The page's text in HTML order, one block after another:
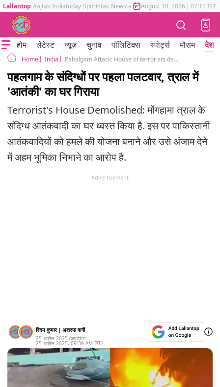
Lallantop Aajtak Indiatoday Sportstak Newstak Mumbai Tak Astrotak
August 10, 2026 | 07:11 IST
होम लेटेस्ट न्यूज़ चुनाव पॉलिटिक्स स्पोर्ट्स मौसम देश
Home India Pahalgam Attack: House of terrorists demolished In Jammu Kashmir's Tral
पहलगाम के संदिग्धों पर पहला पलटवार, त्राल में
'आतंकी' का घर गिराया
Terrorist's House Demolished: मोंगहामा त्राल के
संदिग्ध आतंकवादी का घर ध्वस्त किया है. इस पर पाकिस्तानी
आतंकवादियों को हमले की योजना बनाने और उसे अंजाम देने
में अहम भूमिका निभाने का आरोप है.
Advertisement
रिदम कुमार | अशरफ वानी
25 अप्रैल 2025 (अपडेटेड:
25 अप्रैल 2025, 09:39 AM IST)